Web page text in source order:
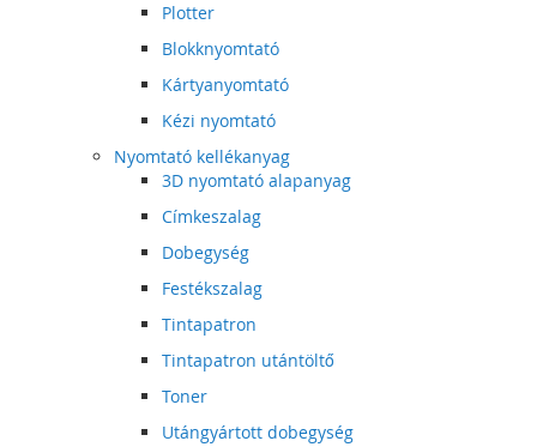
Plotter
Blokknyomtató
Kártyanyomtató
Kézi nyomtató
Nyomtató kellékanyag
3D nyomtató alapanyag
Címkeszalag
Dobegység
Festékszalag
Tintapatron
Tintapatron utántöltő
Toner
Utángyártott dobegység